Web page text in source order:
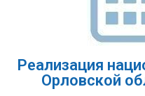
Реализация
Орловской